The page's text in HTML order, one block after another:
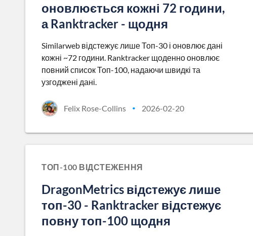
оновлюється кожні 72 години,
а Ranktracker - щодня
Similarweb відстежує лише Топ-30 і оновлює дані
кожні ~72 години. Ranktracker щоденно оновлює
повний список Топ-100, надаючи швидкі та
узгоджені дані.
Felix Rose-Collins • 2026-02-20
ТОП-100 ВІДСТЕЖЕННЯ
DragonMetrics відстежує лише
топ-30 - Ranktracker відстежує
повну топ-100 щодня